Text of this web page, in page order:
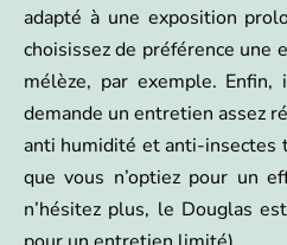
adapté à une exposition
choisissez de préférence une
mélèze, par exemple.
demande un entretien assez
anti humidité et anti-insectes
que vous n’optiez pour un
n’hésitez plus, le Douglas